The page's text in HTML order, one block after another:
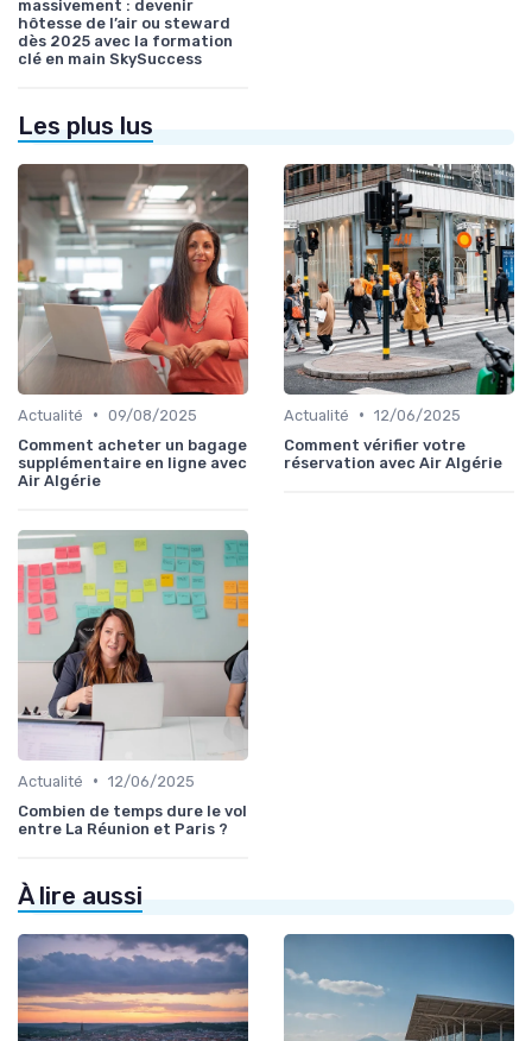
massivement : devenir
hôtesse de l’air ou steward
dès 2025 avec la formation
clé en main SkySuccess
Les plus lus
Actualité • 09/08/2025
Comment acheter un bagage
supplémentaire en ligne avec
Air Algérie
Actualité • 12/06/2025
Comment vérifier votre
réservation avec Air Algérie
Actualité • 12/06/2025
Combien de temps dure le vol
entre La Réunion et Paris ?
À lire aussi